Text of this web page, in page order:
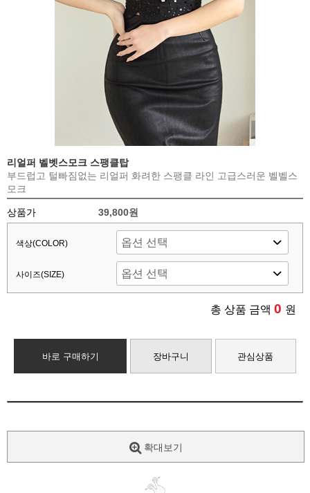
리얼퍼 벨벳스모크 스팽클탑
부드럽고 털빠짐없는 리얼퍼 화려한 스팽클 라인 고급스러운 벨벨스
모크
상품가 39,800원
색상(COLOR)
사이즈(SIZE)
총 상품 금액 0 원
바로 구매하기 장바구니 관심상품
확대보기